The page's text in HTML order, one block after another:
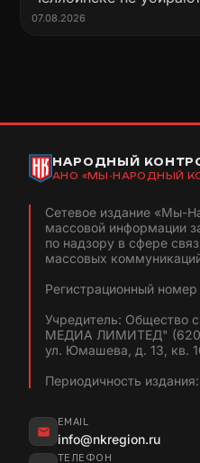
07.08.2026
НАРОДНЫЙ
АНО «МЫ-НАРОДНЫЙ
Сетевое издание «Мы-
массовой информации
по надзору в сфере
массовых
Регистрационный
Учредитель: Общество
МЕДИА ЛИМИТЕД"
ул. Юмашева, д. 13, кв.
Периодичность
EMAIL
info@nkregion.ru
ТЕЛЕФОН